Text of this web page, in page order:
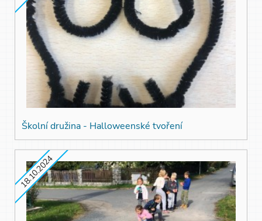
Školní družina - Halloweenské tvoření
18.10.2024